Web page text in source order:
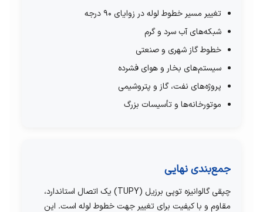
تغییر مسیر خطوط لوله در زوایای 90 درجه
شبکه‌های آب سرد و گرم
خطوط گاز شهری و صنعتی
سیستم‌های بخار و هوای فشرده
پروژه‌های نفت، گاز و پتروشیمی
موتورخانه‌ها و تأسیسات بزرگ
جمع‌بندی نهایی
چپقی گالوانیزه توپی برزیل (TUPY) یک اتصال استاندارد،
مقاوم و با کیفیت برای تغییر جهت خطوط لوله است. این